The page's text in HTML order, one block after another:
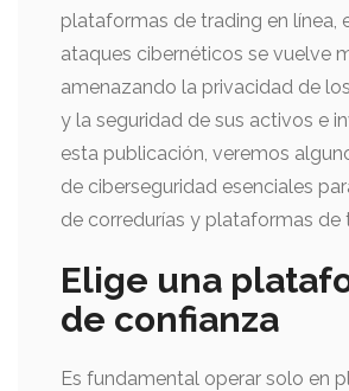
plataformas de trading en línea,
ataques cibernéticos se vuelve
amenazando la privacidad de
y la seguridad de sus activos e
esta publicación, veremos
de ciberseguridad esenciales
de corredurías y plataformas de
Elige una
de confianza
Es fundamental operar solo en